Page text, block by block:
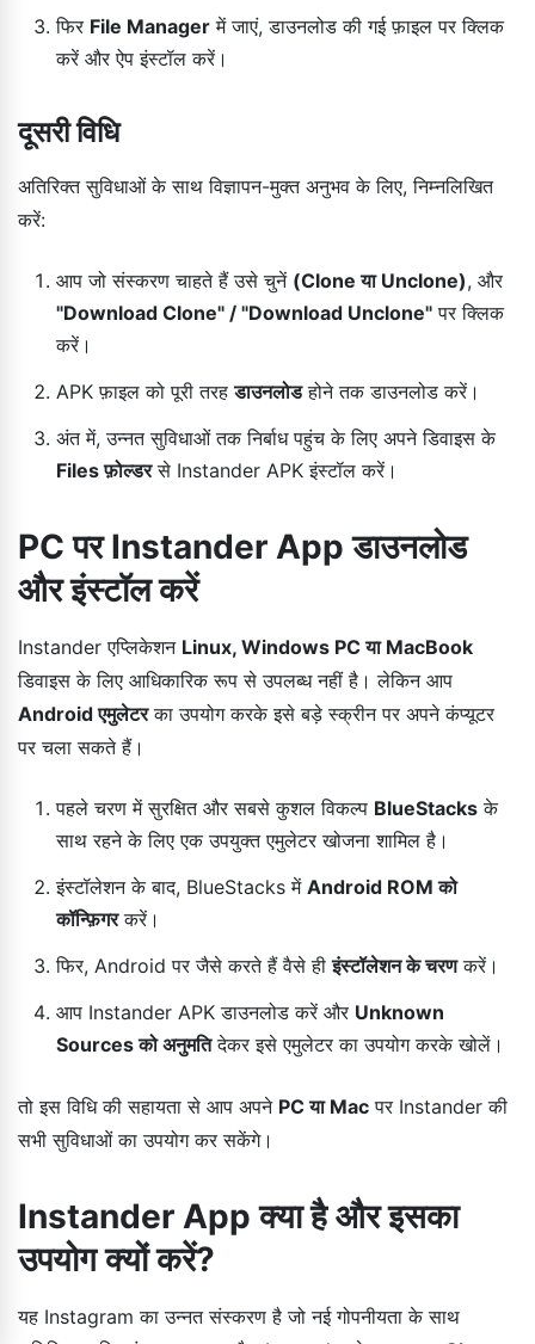
फिर File Manager में जाएं, डाउनलोड की गई फ़ाइल पर क्लिक
करें और ऐप इंस्टॉल करें।
दूसरी विधि
अतिरिक्त सुविधाओं के साथ विज्ञापन-मुक्त अनुभव के लिए, निम्नलिखित
करें:
आप जो संस्करण चाहते हैं उसे चुनें (Clone या Unclone), और
"Download Clone" / "Download Unclone" पर क्लिक
करें।
APK फ़ाइल को पूरी तरहडाउनलोडहोने तक डाउनलोड करें।
अंत में, उन्नत सुविधाओं तक निर्बाध पहुंच के लिए अपने डिवाइस के
Files फ़ोल्डरसे Instander APK इंस्टॉल करें।
PC पर Instander App डाउनलोड
और इंस्टॉल करें
Instander एप्लिकेशन Linux, Windows PC या MacBook
डिवाइस के लिए आधिकारिक रूप से उपलब्ध नहीं है। लेकिन आप
Android एमुलेटरका उपयोग करके इसे बड़े स्क्रीन पर अपने कंप्यूटर
पर चला सकते हैं।
पहले चरण में सुरक्षित और सबसे कुशल विकल्प BlueStacks के
साथ रहने के लिए एक उपयुक्त एमुलेटर खोजना शामिल है।
इंस्टॉलेशन के बाद, BlueStacks में Android ROM को
कॉन्फ़िगरकरें।
फिर, Android पर जैसे करते हैं वैसे हीइंस्टॉलेशन के चरणकरें।
आप Instander APK डाउनलोड करें और Unknown
Sources को अनुमतिदेकर इसे एमुलेटर का उपयोग करके खोलें।
तो इस विधि की सहायता से आप अपने PC या Mac पर Instander की
सभी सुविधाओं का उपयोग कर सकेंगे।
Instander App क्या है और इसका
उपयोग क्यों करें?
यह Instagram का उन्नत संस्करण है जो नई गोपनीयता के साथ